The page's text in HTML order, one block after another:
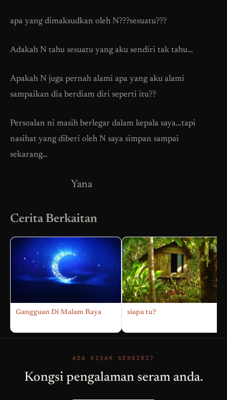
apa yang dimaksudkan oleh N???sesuatu???
Adakah N tahu sesuatu yang aku sendiri tak tahu…
Apakah N juga pernah alami apa yang aku alami
sampaikan dia berdiam diri seperti itu??
Persoalan ni masih berlegar dalam kepala saya…tapi
nasihat yang diberi oleh N saya simpan sampai
sekarang…
Yana
Cerita Berkaitan
Gangguan Di Malam Raya siapa tu?
ADA KISAH SENDIRI?
Kongsi pengalaman seram anda.